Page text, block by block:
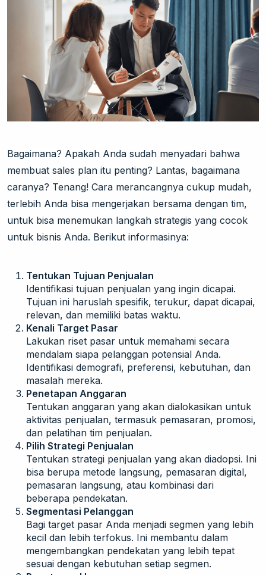
Bagaimana? Apakah Anda sudah menyadari bahwa
membuat sales plan itu penting? Lantas, bagaimana
caranya? Tenang! Cara merancangnya cukup mudah,
terlebih Anda bisa mengerjakan bersama dengan tim,
untuk bisa menemukan langkah strategis yang cocok
untuk bisnis Anda. Berikut informasinya:
Tentukan Tujuan Penjualan
Identifikasi tujuan penjualan yang ingin dicapai.
Tujuan ini haruslah spesifik, terukur, dapat dicapai,
relevan, dan memiliki batas waktu.
Kenali Target Pasar
Lakukan riset pasar untuk memahami secara
mendalam siapa pelanggan potensial Anda.
Identifikasi demografi, preferensi, kebutuhan, dan
masalah mereka.
Penetapan Anggaran
Tentukan anggaran yang akan dialokasikan untuk
aktivitas penjualan, termasuk pemasaran, promosi,
dan pelatihan tim penjualan.
Pilih Strategi Penjualan
Tentukan strategi penjualan yang akan diadopsi. Ini
bisa berupa metode langsung, pemasaran digital,
pemasaran langsung, atau kombinasi dari
beberapa pendekatan.
Segmentasi Pelanggan
Bagi target pasar Anda menjadi segmen yang lebih
kecil dan lebih terfokus. Ini membantu dalam
mengembangkan pendekatan yang lebih tepat
sesuai dengan kebutuhan setiap segmen.